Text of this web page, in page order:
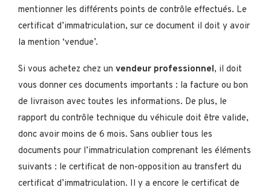
mentionner les différents points de contrôle effectués. Le
certificat d’immatriculation, sur ce document il doit y avoir
la mention ‘vendue’.
Si vous achetez chez un vendeur professionnel, il doit
vous donner ces documents importants : la facture ou bon
de livraison avec toutes les informations. De plus, le
rapport du contrôle technique du véhicule doit être valide,
donc avoir moins de 6 mois. Sans oublier tous les
documents pour l’immatriculation comprenant les éléments
suivants : le certificat de non-opposition au transfert du
certificat d’immatriculation. Il y a encore le certificat de